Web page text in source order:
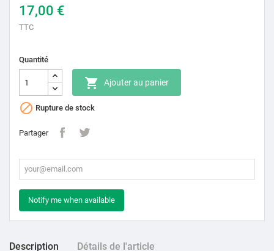
17,00 €
TTC
Quantité
 Ajouter au panier
 Rupture de stock
Partager
Notify me when available
Description Détails de l'article